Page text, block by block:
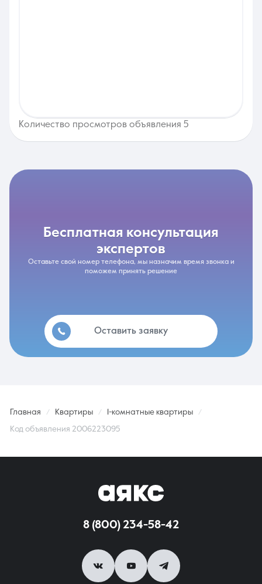
Количество просмотров объявления 5
бесплатная консультация
экспертов
Оставьте свой номер телефона, мы назначим время звонка и
поможем принять решение
Оставить заявку
Главная Квартиры 1-комнатные квартиры
Код объявления 2006223095
8 (800) 234-58-42